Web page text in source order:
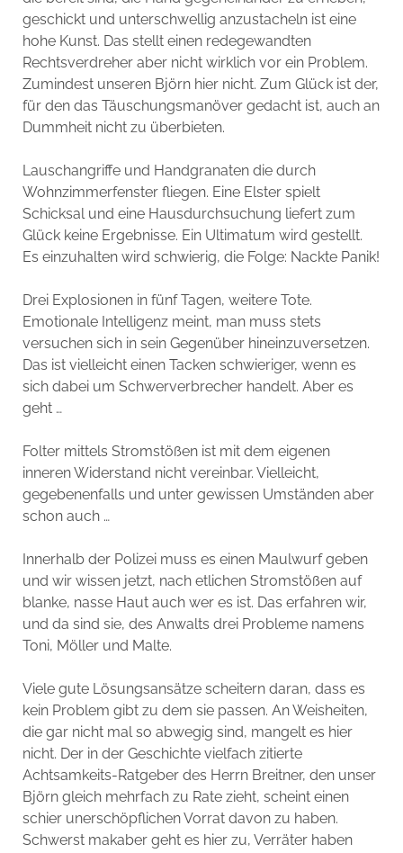
geschickt und unterschwellig anzustacheln ist eine
hohe Kunst. Das stellt einen redegewandten
Rechtsverdreher aber nicht wirklich vor ein Problem.
Zumindest unseren Björn hier nicht. Zum Glück ist der,
für den das Täuschungsmanöver gedacht ist, auch an
Dummheit nicht zu überbieten.
Lauschangriffe und Handgranaten die durch
Wohnzimmerfenster fliegen. Eine Elster spielt
Schicksal und eine Hausdurchsuchung liefert zum
Glück keine Ergebnisse. Ein Ultimatum wird gestellt.
Es einzuhalten wird schwierig, die Folge: Nackte Panik!
Drei Explosionen in fünf Tagen, weitere Tote.
Emotionale Intelligenz meint, man muss stets
versuchen sich in sein Gegenüber hineinzuversetzen.
Das ist vielleicht einen Tacken schwieriger, wenn es
sich dabei um Schwerverbrecher handelt. Aber es
geht …
Folter mittels Stromstößen ist mit dem eigenen
inneren Widerstand nicht vereinbar. Vielleicht,
gegebenenfalls und unter gewissen Umständen aber
schon auch …
Innerhalb der Polizei muss es einen Maulwurf geben
und wir wissen jetzt, nach etlichen Stromstößen auf
blanke, nasse Haut auch wer es ist. Das erfahren wir,
und da sind sie, des Anwalts drei Probleme namens
Toni, Möller und Malte.
Viele gute Lösungsansätze scheitern daran, dass es
kein Problem gibt zu dem sie passen. An Weisheiten,
die gar nicht mal so abwegig sind, mangelt es hier
nicht. Der in der Geschichte vielfach zitierte
Achtsamkeits-Ratgeber des Herrn Breitner, den unser
Björn gleich mehrfach zu Rate zieht, scheint einen
schier unerschöpflichen Vorrat davon zu haben.
Schwerst makaber geht es hier zu, Verräter haben